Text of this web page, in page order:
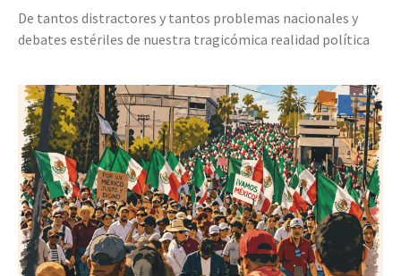
De tantos distractores y tantos problemas nacionales y
debates estériles de nuestra tragicómica realidad política